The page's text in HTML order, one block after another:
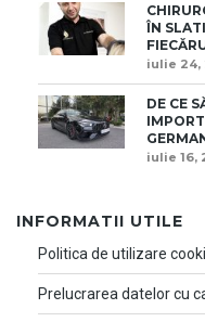
ÎN
iulie 24,
DE CE
iulie 16,
INFORMATII UTILE
Politica de utilizare
Prelucrarea datelor cu